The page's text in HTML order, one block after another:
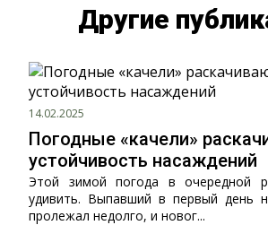
Другие
14.02.2025
Погодные «качели»
устойчивость насаждений
Этой зимой погода в очередной
удивить. Выпавший в первый день
пролежал недолго, и новог...